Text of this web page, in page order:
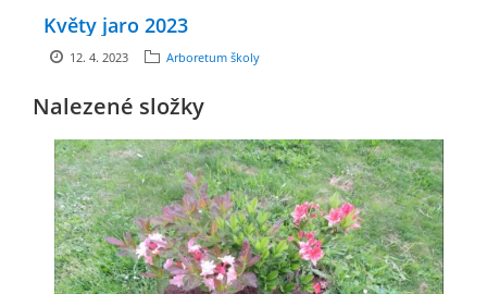
ŠKOLNÍ ROK
DOKUMENTY
ŠKOLSKÁ RADA
PROJEKTY
Květy jaro 2023
12. 4. 2023 Arboretum školy
Nalezené složky